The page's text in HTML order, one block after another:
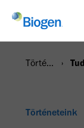
Történetek
Történeteink